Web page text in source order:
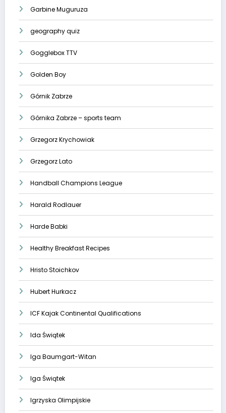
Garbine Muguruza
geography quiz
Gogglebox TTV
Golden Boy
Górnik Zabrze
Górnika Zabrze – sports team
Grzegorz Krychowiak
Grzegorz Lato
Handball Champions League
Harald Rodlauer
Harde Babki
Healthy Breakfast Recipes
Hristo Stoichkov
Hubert Hurkacz
ICF Kajak Continental Qualifications
Ida Świątek
Iga Baumgart-Witan
Iga Świątek
Igrzyska Olimpijskie